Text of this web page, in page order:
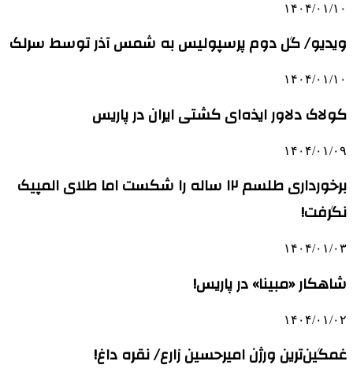
۱۴۰۴/۰۱/۱۰
ویدیو/ گل دوم پرسپولیس به شمس آذر توسط سرلک
۱۴۰۴/۰۱/۱۰
کولاک دلاور ایذه‌ای کشتی ایران در پاریس
۱۴۰۴/۰۱/۰۹
برخورداری طلسم ۱۲ ساله را شکست اما طلای المپیک
نگرفت!
۱۴۰۴/۰۱/۰۳
شاهکار «مبینا» در پاریس!
۱۴۰۴/۰۱/۰۲
غمگین‌ترین ورژن امیرحسین زارع/ نقره داغ!